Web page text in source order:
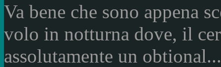
Va bene che sono appena
volo in notturna dove, il
assolutamente un